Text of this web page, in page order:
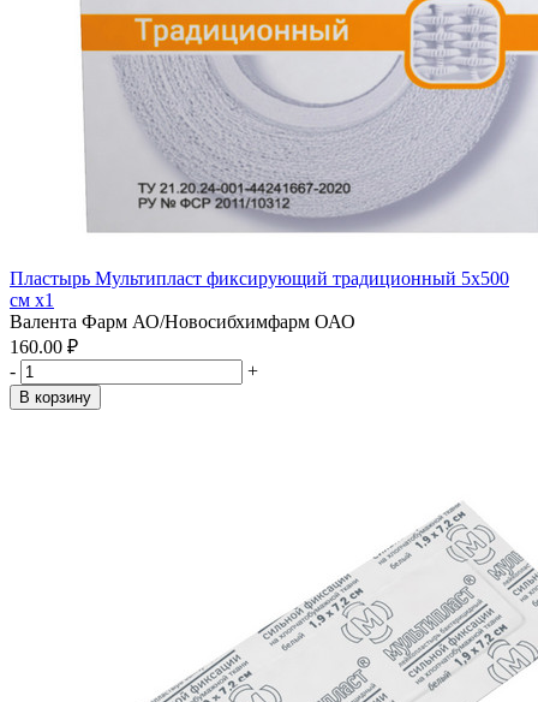
Пластырь Мультипласт фиксирующий традиционный 5х500
см x1
Валента Фарм АО/Новосибхимфарм ОАО
160.00 ₽
-
+
В корзину